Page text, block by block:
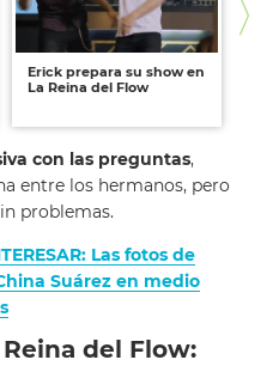
Erick prepara su show en
La Reina del Flow
con las preguntas,
entre los hermanos, pero
problemas.
Las fotos de
Suárez en medio
del Flow: